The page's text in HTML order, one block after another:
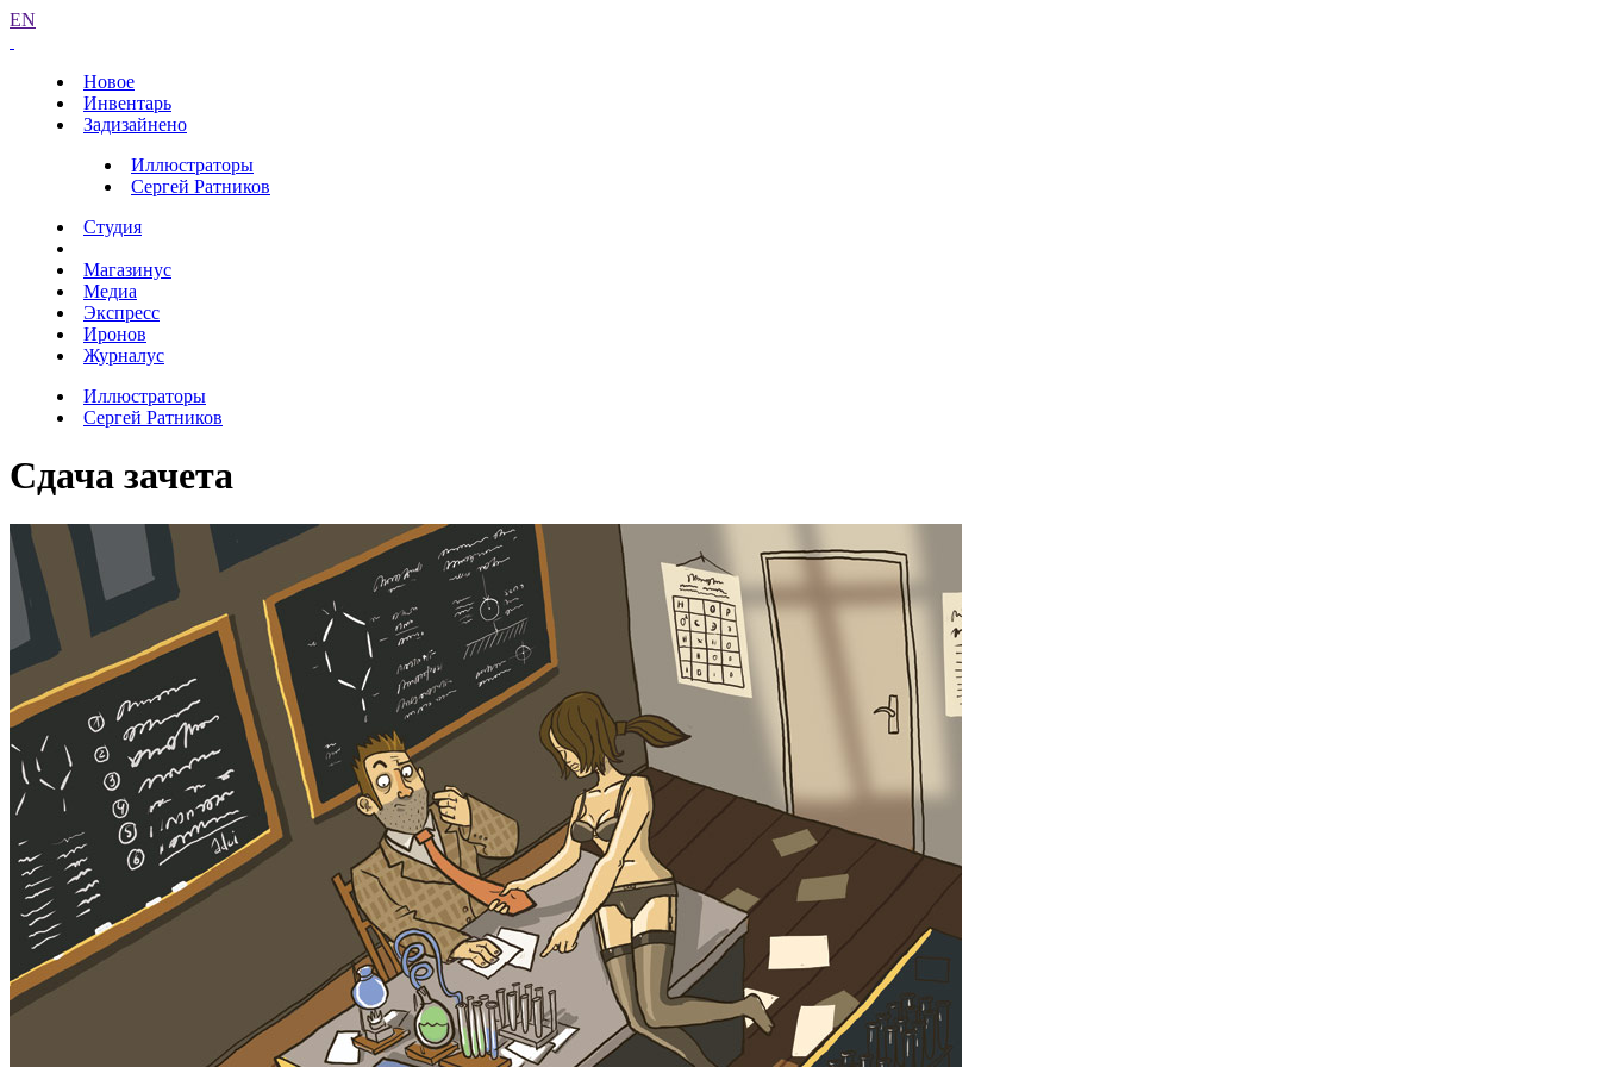
EN
Новое
Инвентарь
Задизайнено
Иллюстраторы
Сергей Ратников
Студия
Магазинус
Медиа
Экспресс
Иронов
Журналус
Иллюстраторы
Сергей Ратников
Сдача зачета